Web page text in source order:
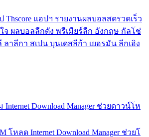
Thscore แอปฯ รายงานผลบอลสดรวดเร็ว
จ ผลบอลลีกดัง พรีเมียร์ลีก อังกฤษ กัลโช่
ลาลีกา สเปน บุนเดสลีก้า เยอรมัน ลีกเอิง
Download Manager ช่วยดาวน์โห
โหลด Internet Download Manager ช่วยโ